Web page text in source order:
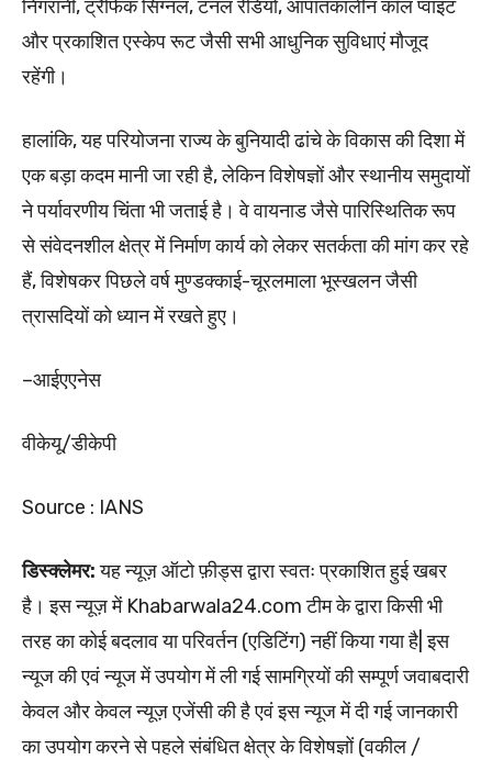
निगरानी, ट्रैफिक सिग्नल, टनल रेडियो, आपातकालीन कॉल प्वाइंट
और प्रकाशित एस्केप रूट जैसी सभी आधुनिक सुविधाएं मौजूद
रहेंगी।
हालांकि, यह परियोजना राज्य के बुनियादी ढांचे के विकास की दिशा में
एक बड़ा कदम मानी जा रही है, लेकिन विशेषज्ञों और स्थानीय समुदायों
ने पर्यावरणीय चिंता भी जताई है। वे वायनाड जैसे पारिस्थितिक रूप
से संवेदनशील क्षेत्र में निर्माण कार्य को लेकर सतर्कता की मांग कर रहे
हैं, विशेषकर पिछले वर्ष मुण्डक्काई-चूरलमाला भूस्खलन जैसी
त्रासदियों को ध्यान में रखते हुए।
–आईएएनेस
वीकेयू/डीकेपी
Source : IANS
डिस्क्लेमर:यह न्यूज़ ऑटो फ़ीड्स द्वारा स्वतः प्रकाशित हुई खबर
है। इस न्यूज़ में Khabarwala24.com टीम के द्वारा किसी भी
तरह का कोई बदलाव या परिवर्तन (एडिटिंग) नहीं किया गया है| इस
न्यूज की एवं न्यूज में उपयोग में ली गई सामग्रियों की सम्पूर्ण जवाबदारी
केवल और केवल न्यूज़ एजेंसी की है एवं इस न्यूज में दी गई जानकारी
का उपयोग करने से पहले संबंधित क्षेत्र के विशेषज्ञों (वकील /